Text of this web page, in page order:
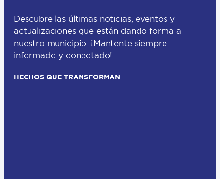
Descubre las últimas noticias, eventos y
actualizaciones que están dando forma a
nuestro municipio. ¡Mantente siempre
informado y conectado!
HECHOS QUE TRANSFORMAN